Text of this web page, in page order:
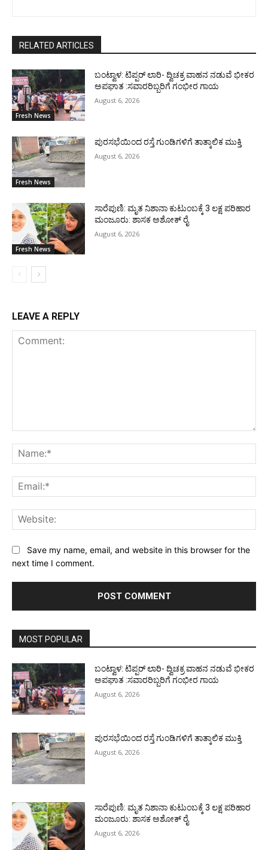
RELATED ARTICLES
Fresh News
ಬಂಟ್ವಾಳ: ಟಿಪ್ಪರ್ ಲಾರಿ- ದ್ವಿಚಕ್ರ ವಾಹನ ನಡುವೆ ಭೀಕರ
ಅಪಘಾತ :ಸವಾರರಿಬ್ಬರಿಗೆ ಗಂಭೀರ ಗಾಯ
August 6, 2026
Fresh News
ಪುರಸಭೆಯಿಂದ ರಸ್ತೆ ಗುಂಡಿಗಳಿಗೆ ತಾತ್ಕಾಲಿಕ ಮುಕ್ತಿ
August 6, 2026
Fresh News
ಸಾರೆಪುಣಿ: ಮೃತ ನಿಶಾನಾ ಕುಟುಂಬಕ್ಕೆ 3 ಲಕ್ಷ ಪರಿಹಾರ
ಮಂಜೂರು: ಶಾಸಕ ಅಶೋಕ್ ರೈ
August 6, 2026
LEAVE A REPLY
Save my name, email, and website in this browser for the
next time I comment.
MOST POPULAR
ಬಂಟ್ವಾಳ: ಟಿಪ್ಪರ್ ಲಾರಿ- ದ್ವಿಚಕ್ರ ವಾಹನ ನಡುವೆ ಭೀಕರ
ಅಪಘಾತ :ಸವಾರರಿಬ್ಬರಿಗೆ ಗಂಭೀರ ಗಾಯ
August 6, 2026
ಪುರಸಭೆಯಿಂದ ರಸ್ತೆ ಗುಂಡಿಗಳಿಗೆ ತಾತ್ಕಾಲಿಕ ಮುಕ್ತಿ
August 6, 2026
ಸಾರೆಪುಣಿ: ಮೃತ ನಿಶಾನಾ ಕುಟುಂಬಕ್ಕೆ 3 ಲಕ್ಷ ಪರಿಹಾರ
ಮಂಜೂರು: ಶಾಸಕ ಅಶೋಕ್ ರೈ
August 6, 2026